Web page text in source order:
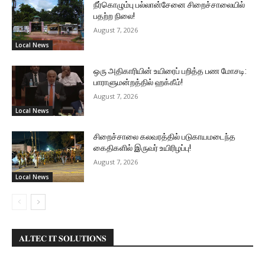
Local News
நீர்கொழும்பு பல்லான்சேனை சிறைச்சாலையில்
பதற்ற நிலை!
August 7, 2026
Local News
ஒரு அதிகாரியின் உயிரைப் பறித்த பண மோசடி:
பாராளுமன்றத்தில் ஹக்கீம்!
August 7, 2026
Local News
சிறைச்சாலை கலவரத்தில் படுகாயமடைந்த
கைதிகளில் இருவர் உயிரிழப்பு!
August 7, 2026
𝐀𝐋𝐓𝐄𝐂 𝐈𝐓 𝐒𝐎𝐋𝐔𝐓𝐈𝐎𝐍𝐒